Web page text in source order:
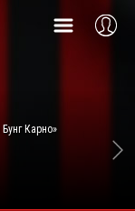
Карно»